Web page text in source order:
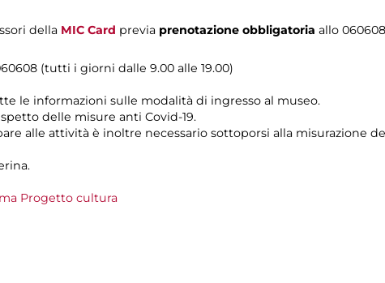
della MIC Card previa prenotazione obbligatoria allo 060608
(tutti i giorni dalle 9.00 alle 19.00)
le informazioni sulle modalità di ingresso al museo.
delle misure anti Covid-19.
alle attività è inoltre necessario sottoporsi alla misurazione
Progetto cultura